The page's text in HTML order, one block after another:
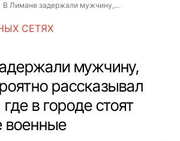
Новости
Инструкции
Интервью
Репортаж
Проекты
В Лимане задержали мужчину,...
СЕТЯХ
мужчину,
рассказывал
в городе стоят
военные